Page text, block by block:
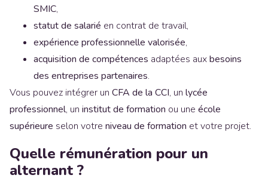
SMIC,
statut de salarié en contrat de travail,
expérience professionnelle valorisée,
acquisition de compétences adaptées auxbesoins
des entreprises partenaires.
Vous pouvez intégrer un CFA de la CCI, un lycée
professionnel, un institut de formation ou une école
supérieure selon votre niveau de formation et votre projet.
Quelle rémunération pour un
alternant ?